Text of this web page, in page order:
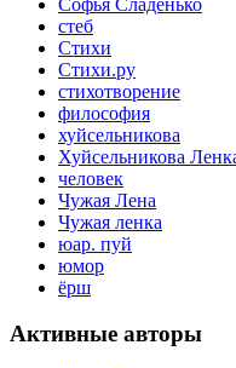
стеб
Стихи
Стихи.ру
стихотворение
философия
хуйсельникова
Хуйсельникова
человек
Чужая Лена
Чужая ленка
юар. пуй
юмор
ёрш
Активные авторы